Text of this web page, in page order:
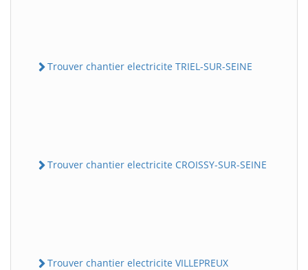
Trouver chantier electricite TRIEL-SUR-SEINE
Trouver chantier electricite CROISSY-SUR-SEINE
Trouver chantier electricite VILLEPREUX